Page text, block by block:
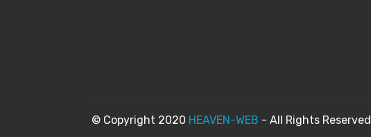
© Copyright 2020 HEAVEN-WEB - All Rights Reserved